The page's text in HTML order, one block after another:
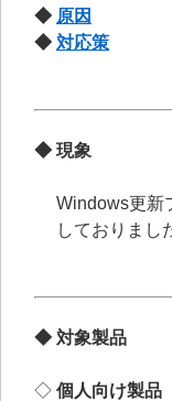
◆ 原因
◆ 対応策
◆ 現象
Windows更新
しておりまし
◆ 対象製品
◇ 個人向け製品